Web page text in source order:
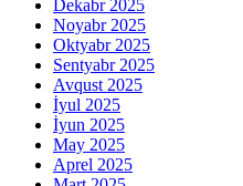
Dekabr 2025
Noyabr 2025
Oktyabr 2025
Sentyabr 2025
Avqust 2025
İyul 2025
İyun 2025
May 2025
Aprel 2025